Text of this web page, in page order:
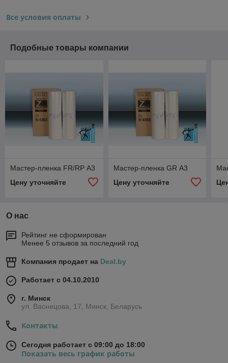
Все условия оплаты
Подобные товары компании
Мастер-пленка FR/RP А3
Цену уточняйте
Мастер-пленка GR А3
Цену уточняйте
О нас
Рейтинг не сформирован
Менее 5 отзывов за последний год
Компания продает на Deal.by
Работает с 04.10.2010
г. Минск
ул. Васнецова, 17, Минск, Беларусь
Контакты
Сегодня работает с 09:00 до 18:00
Показать весь график работы